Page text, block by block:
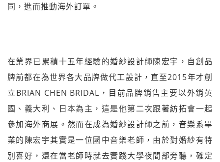
同，進而推動海外訂單。
在業界已累積十五年經驗的婚紗設計師陳宏宇，自創品
牌前都在為世界各大品牌做代工設計，直至2015年才創
立BRIAN CHEN BRIDAL，目前品牌銷售主要以外銷英
國、義大利、日本為主，這是他第二次跟著紡拓會一起
參加海外商展。然而在成為婚紗設計師之前，音樂系畢
業的陳宏宇其實是一位國中音樂老師，由於對婚紗有特
別喜好，還在當老師時就去實踐大學夜間部旁聽，確定